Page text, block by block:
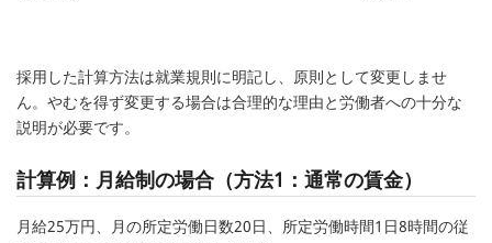
採用した計算方法は就業規則に明記し、原則として変更しませ
ん。やむを得ず変更する場合は合理的な理由と労働者への十分な
説明が必要です。
計算例：月給制の場合（方法1：通常の賃金）
月給25万円、月の所定労働日数20日、所定労働時間1日8時間の従